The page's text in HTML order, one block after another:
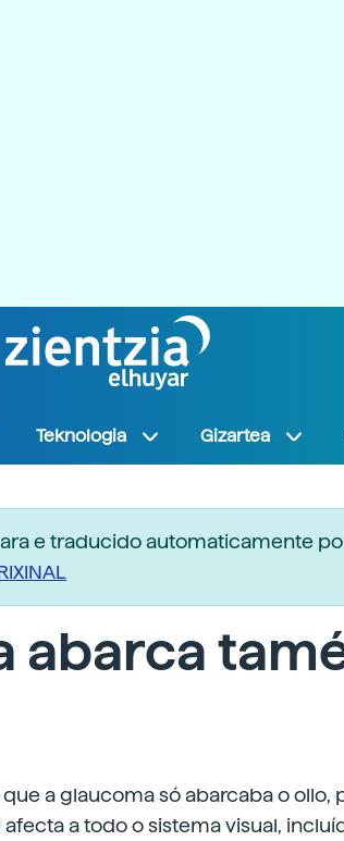
Teknologia Gizartea
e traducido automaticamente
abarca
a glaucoma só abarcaba o ollo,
a todo o sistema visual,